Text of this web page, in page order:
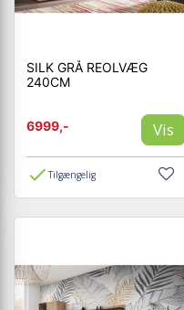
SILK GRÅ REOLVÆG
240CM
6999,- Vis
Tilgængelig